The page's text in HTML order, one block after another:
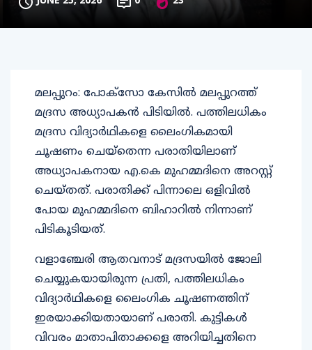
മലപ്പുറം: പോക്‌സോ കേസില്‍ മലപ്പുറത്ത്
മദ്രസ അധ്യാപകന്‍ പിടിയില്‍. പത്തിലധികം
മദ്രസ വിദ്യാര്‍ഥികളെ ലൈംഗികമായി
ചൂഷണം ചെയ്‌തെന്ന പരാതിയിലാണ്
അധ്യാപകനായ എ.കെ മുഹമ്മദിനെ അറസ്റ്റ്
ചെയ്തത്. പരാതിക്ക് പിന്നാലെ ഒളിവില്‍
പോയ മുഹമ്മദിനെ ബിഹാറില്‍ നിന്നാണ്
പിടികൂടിയത്.
വളാഞ്ചേരി ആതവനാട് മദ്രസയില്‍ ജോലി
ചെയ്യുകയായിരുന്ന പ്രതി, പത്തിലധികം
വിദ്യാര്‍ഥികളെ ലൈംഗിക ചൂഷണത്തിന്
ഇരയാക്കിയതായാണ് പരാതി. കുട്ടികള്‍
വിവരം മാതാപിതാക്കളെ അറിയിച്ചതിനെ